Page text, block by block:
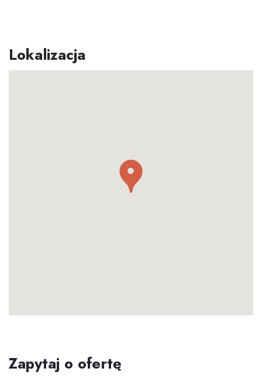
Lokalizacja
Zapytaj o ofertę